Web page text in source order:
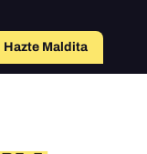
Hazte Maldita